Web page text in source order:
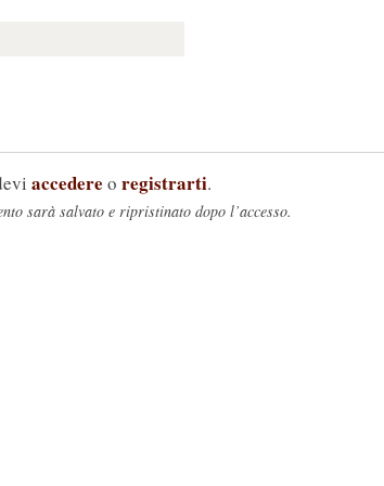
accedere o registrarti.
sarà salvato e ripristinato dopo l’accesso.